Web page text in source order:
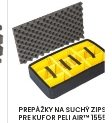
PREPÁŽKY NA SUCHÝ ZIPS
PRE KUFOR PELI AIR™ 1555